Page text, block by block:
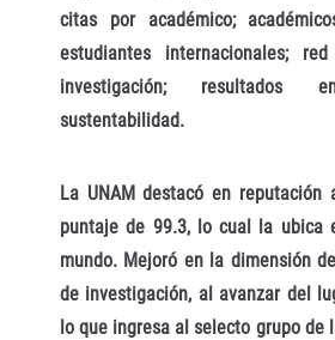
citas por académico;
estudiantes internacionales;
investigación;
sustentabilidad.
La UNAM destacó en reputación
puntaje de 99.3, lo cual la ubica
mundo. Mejoró en la dimensión
de investigación, al avanzar del
lo que ingresa al selecto grupo de